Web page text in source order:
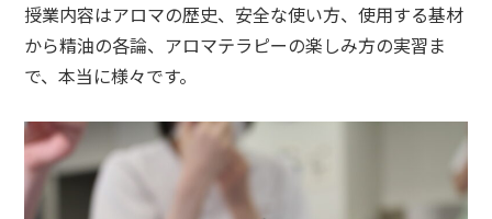
授業内容はアロマの歴史、安全な使い方、使用する基材
から精油の各論、アロマテラピーの楽しみ方の実習ま
で、本当に様々です。